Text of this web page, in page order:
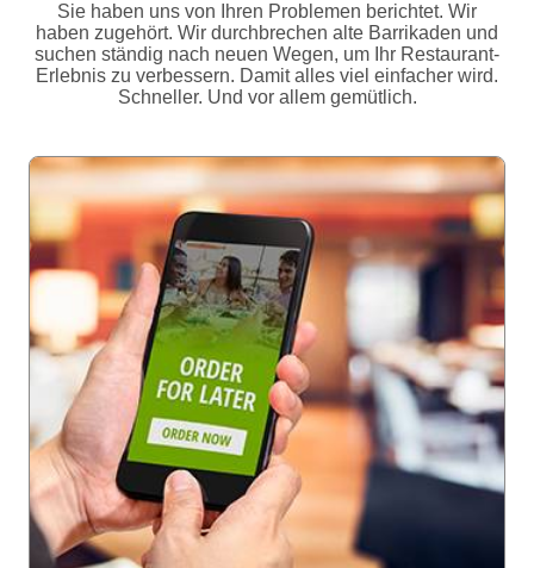
Sie haben uns von Ihren Problemen berichtet. Wir
haben zugehört. Wir durchbrechen alte Barrikaden und
suchen ständig nach neuen Wegen, um Ihr Restaurant-
Erlebnis zu verbessern. Damit alles viel einfacher wird.
Schneller. Und vor allem gemütlich.